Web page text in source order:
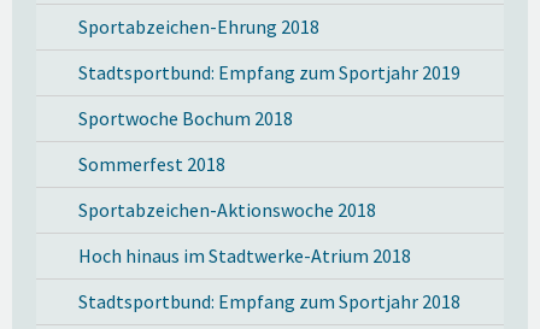
Sportabzeichen-Ehrung 2018
Stadtsportbund: Empfang zum Sportjahr 2019
Sportwoche Bochum 2018
Sommerfest 2018
Sportabzeichen-Aktionswoche 2018
Hoch hinaus im Stadtwerke-Atrium 2018
Stadtsportbund: Empfang zum Sportjahr 2018